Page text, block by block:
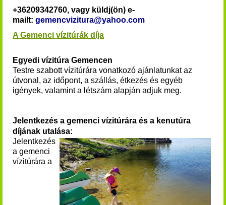
+36209342760, vagy küldj(ön) e-
mailt: gemencvizitura@yahoo.com
A Gemenci vízitúrák díja
Egyedi vízitúra Gemencen
Testre szabott vízitúrára vonatkozó ajánlatunkat az
útvonal, az időpont, a szállás, étkezés és egyéb
igények, valamint a létszám alapján adjuk meg.
Jelentkezés a gemenci vízitúrára és a kenutúra
díjának utalása:
Jelentkezés
a gemenci
vízitúrára a